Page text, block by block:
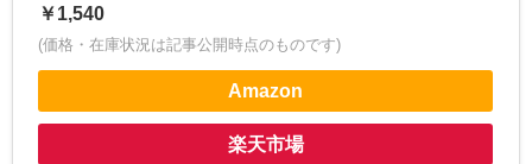
￥1,540
(価格・在庫状況は記事公開時点のものです)
Amazon
楽天市場